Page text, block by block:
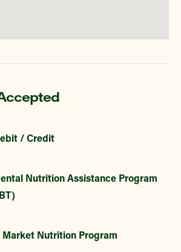
/ Credit
Nutrition Assistance Program
Market Nutrition Program